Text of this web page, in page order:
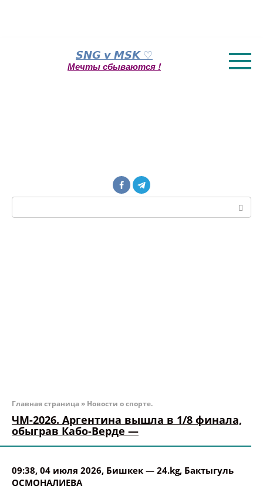
𝙎𝙉𝙂 𝙫 𝙈𝙎𝙆 ♡
Мечты сбываются !
Поиск:
Главная страница » Новости о спорте.
ЧМ-2026. Аргентина вышла в 1/8 финала,
обыграв Кабо-Верде —
09:38, 04 июля 2026, Бишкек — 24.kg, Бактыгуль
ОСМОНАЛИЕВА